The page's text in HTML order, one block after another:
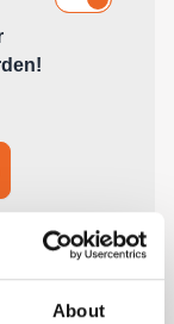
About